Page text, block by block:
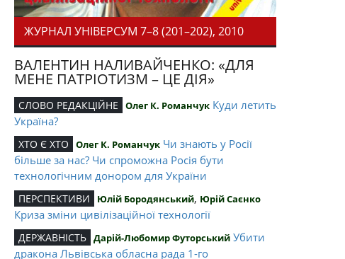
ЖУРНАЛ УНІВЕРСУМ 7–8 (201–202), 2010
ВАЛЕНТИН НАЛИВАЙЧЕНКО: «ДЛЯ
МЕНЕ ПАТРІОТИЗМ – ЦЕ ДІЯ»
СЛОВО РЕДАКЦІЙНЕ Олег К. Романчук Куди летить
Україна?
ХТО Є ХТО Олег К. Романчук Чи знають у Росії
більше за нас? Чи спроможна Росія бути
технологічним донором для України
ПЕРСПЕКТИВИ Юлій Бородянський, Юрій Саєнко
Криза зміни цивілізаційної технології
ДЕРЖАВНІСТЬ Дарій-Любомир Футорський Убити
дракона Львівська обласна рада 1-го